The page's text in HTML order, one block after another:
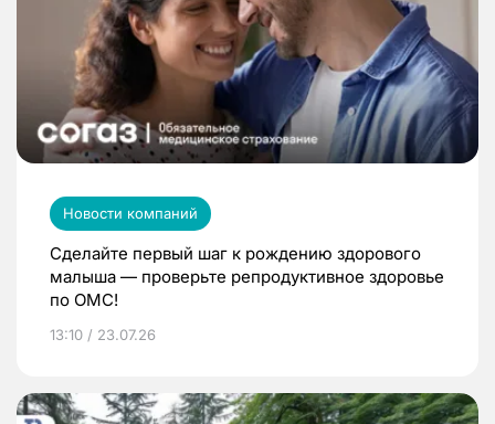
Новости компаний
Сделайте первый шаг к рождению здорового
малыша — проверьте репродуктивное здоровье
по ОМС!
13:10 / 23.07.26